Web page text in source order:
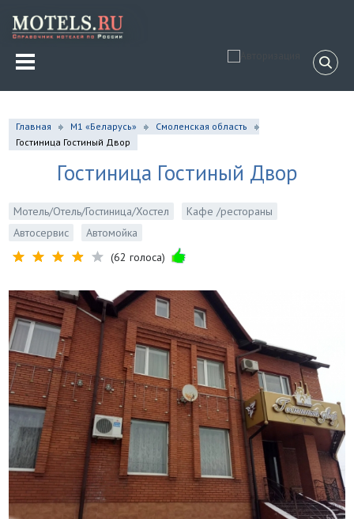
Главная М1 «Беларусь»
Смоленская область
Гостиница Гостиный Двор
Гостиница Гостиный Двор
Мотель/Отель/Гостиница/Хостел
Кафе /рестораны
Автосервис
Автомойка
(62 голоса)